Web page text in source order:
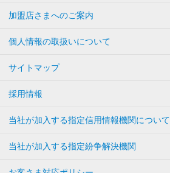
加盟店さまへのご案内
個人情報の取扱いについて
サイトマップ
採用情報
当社が加入する指定信用情報機関について
当社が加入する指定紛争解決機関